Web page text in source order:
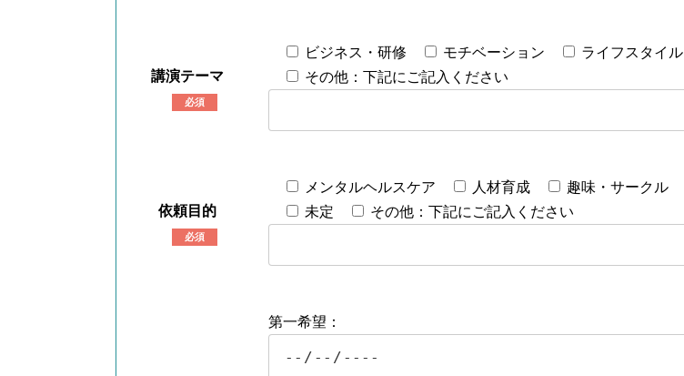
講演テーマ
必須
ビジネス・研修 モチベーション ライフスタイル
その他：下記にご記入ください
依頼目的
必須
メンタルヘルスケア 人材育成 趣味・サークル
未定
その他：下記にご記入ください
第一希望：